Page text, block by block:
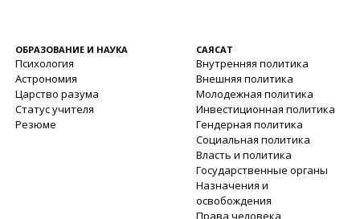
ОБРАЗОВАНИЕ И НАУКА
Психология
Астрономия
Царство разума
Статус учителя
Резюме
САЯСАТ
Внутренняя политика
Внешняя политика
Молодежная политика
Инвестиционная политика
Гендерная политика
Социальная политика
Власть и политика
Государственные органы
Назначения и
освобождения
Права человека